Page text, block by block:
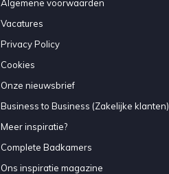
Algemene voorwaarden
Vacatures
Privacy Policy
Cookies
Onze nieuwsbrief
Business to Business (Zakelijke klanten)
Meer inspiratie?
Complete Badkamers
Ons inspiratie magazine